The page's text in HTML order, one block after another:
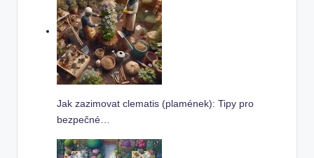
Jak zazimovat clematis (plamének): Tipy pro
bezpečné…